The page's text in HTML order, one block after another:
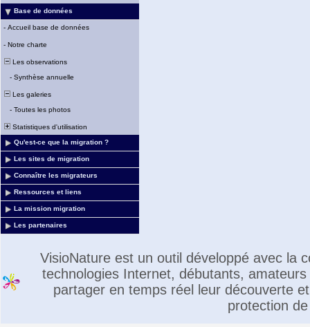
Base de données
- Accueil base de données
- Notre charte
Les observations
- Synthèse annuelle
Les galeries
- Toutes les photos
Statistiques d'utilisation
Qu'est-ce que la migration ?
Les sites de migration
Connaître les migrateurs
Ressources et liens
La mission migration
Les partenaires
VisioNature est un outil développé avec la
technologies Internet, débutants,
partager en temps réel leur découverte
protection